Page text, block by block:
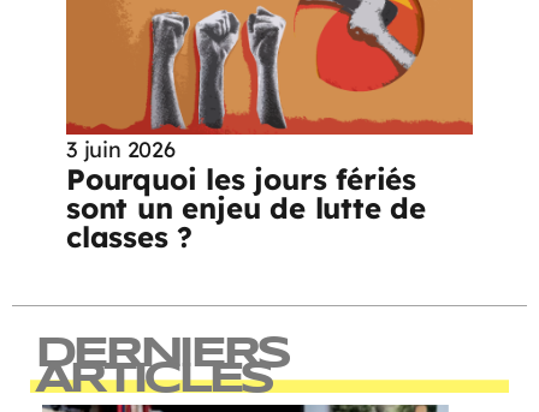
3 juin 2026
Pourquoi les jours fériés
sont un enjeu de lutte de
classes ?
DERNIERS
ARTICLES